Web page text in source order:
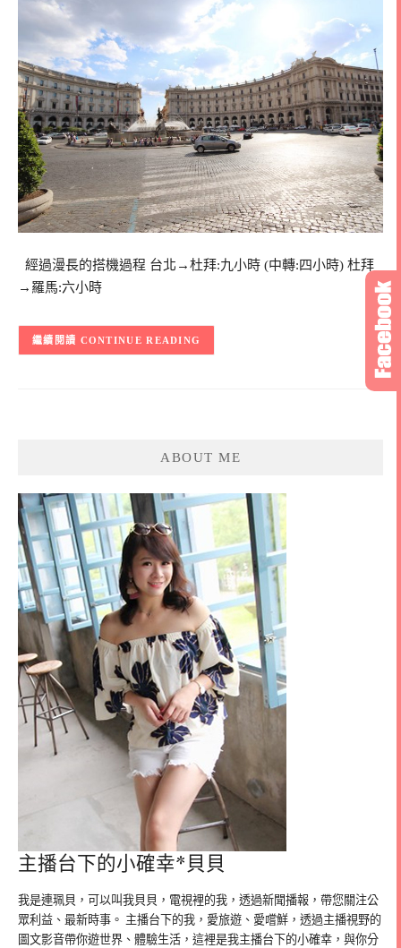
經過漫長的搭機過程 台北→杜拜:九小時 (中轉:四小時) 杜拜
→羅馬:六小時
CONTINUE READING
ABOUT ME
主播台下的小確幸*貝貝
我是連珮貝，可以叫我貝貝，電視裡的我，透過新聞播報，帶您關注公
眾利益、最新時事。 主播台下的我，愛旅遊、愛嚐鮮，透過主播視野的
圖文影音帶你遊世界、體驗生活，這裡是我主播台下的小確幸，與你分